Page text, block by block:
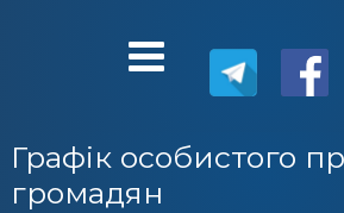
Графік особистого
громадян